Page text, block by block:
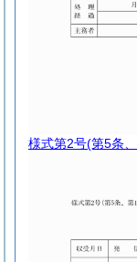
様式第2号(第5条